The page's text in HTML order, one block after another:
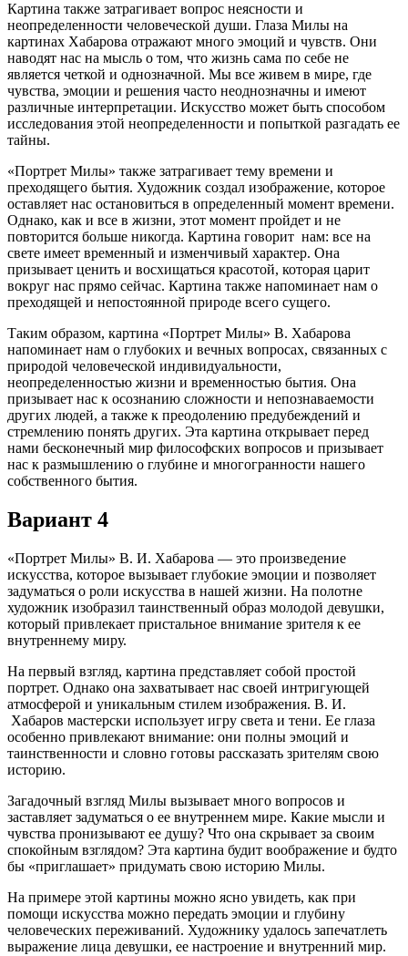
Картина также затрагивает вопрос неясности и
неопределенности человеческой души. Глаза Милы на
картинах Хабарова отражают много эмоций и чувств. Они
наводят нас на мысль о том, что жизнь сама по себе не
является четкой и однозначной. Мы все живем в мире, где
чувства, эмоции и решения часто неоднозначны и имеют
различные интерпретации. Искусство может быть способом
исследования этой неопределенности и попыткой разгадать ее
тайны.
«Портрет Милы» также затрагивает тему времени и
преходящего бытия. Художник создал изображение, которое
оставляет нас остановиться в определенный момент времени.
Однако, как и все в жизни, этот момент пройдет и не
повторится больше никогда. Картина говорит нам: все на
свете имеет временный и изменчивый характер. Она
призывает ценить и восхищаться красотой, которая царит
вокруг нас прямо сейчас. Картина также напоминает нам о
преходящей и непостоянной природе всего сущего.
Таким образом, картина «Портрет Милы» В. Хабарова
напоминает нам о глубоких и вечных вопросах, связанных с
природой человеческой индивидуальности,
неопределенностью жизни и временностью бытия. Она
призывает нас к осознанию сложности и непознаваемости
других людей, а также к преодолению предубеждений и
стремлению понять других. Эта картина открывает перед
нами бесконечный мир философских вопросов и призывает
нас к размышлению о глубине и многогранности нашего
собственного бытия.
Вариант 4
«Портрет Милы» В. И. Хабарова — это произведение
искусства, которое вызывает глубокие эмоции и позволяет
задуматься о роли искусства в нашей жизни. На полотне
художник изобразил таинственный образ молодой девушки,
который привлекает пристальное внимание зрителя к ее
внутреннему миру.
На первый взгляд, картина представляет собой простой
портрет. Однако она захватывает нас своей интригующей
атмосферой и уникальным стилем изображения. В. И.
Хабаров мастерски использует игру света и тени. Ее глаза
особенно привлекают внимание: они полны эмоций и
таинственности и словно готовы рассказать зрителям свою
историю.
Загадочный взгляд Милы вызывает много вопросов и
заставляет задуматься о ее внутреннем мире. Какие мысли и
чувства пронизывают ее душу? Что она скрывает за своим
спокойным взглядом? Эта картина будит воображение и будто
бы «приглашает» придумать свою историю Милы.
На примере этой картины можно ясно увидеть, как при
помощи искусства можно передать эмоции и глубину
человеческих переживаний. Художнику удалось запечатлеть
выражение лица девушки, ее настроение и внутренний мир.